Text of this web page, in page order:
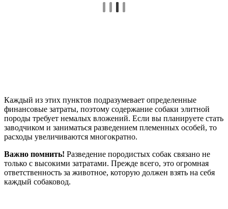
Каждый из этих пунктов подразумевает определенные
финансовые затраты, поэтому содержание собаки элитной
породы требует немалых вложений. Если вы планируете стать
заводчиком и заниматься разведением племенных особей, то
расходы увеличиваются многократно.
Важно помнить! Разведение породистых собак связано не
только с высокими затратами. Прежде всего, это огромная
ответственность за животное, которую должен взять на себя
каждый собаковод.